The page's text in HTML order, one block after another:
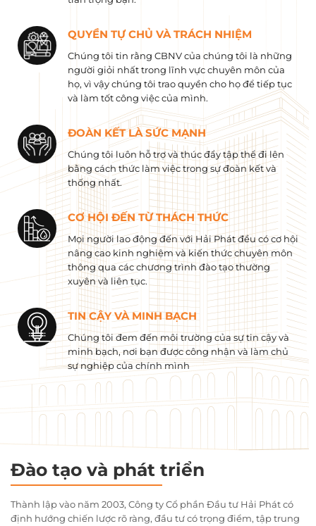
QUYỀN TỰ CHỦ VÀ TRÁCH NHIỆM
Chúng tôi tin rằng CBNV của chúng tôi là những
người giỏi nhất trong lĩnh vực chuyên môn của
họ, vì vậy chúng tôi trao quyền cho họ để tiếp tục
và làm tốt công việc của mình.
ĐOÀN KẾT LÀ SỨC MẠNH
Chúng tôi luôn hỗ trợ và thúc đẩy tập thể đi lên
bằng cách thức làm việc trong sự đoàn kết và
thống nhất.
CƠ HỘI ĐẾN TỪ THÁCH THỨC
Mọi người lao động đến với Hải Phát đều có cơ hội
nâng cao kinh nghiệm và kiến ​​thức chuyên môn
thông qua các chương trình đào tạo thường
xuyên và liên tục.
TIN CẬY VÀ MINH BẠCH
Chúng tôi đem đến môi trường của sự tin cậy và
minh bạch, nơi bạn được công nhận và làm chủ
sự nghiệp của chính mình
Đào tạo và phát triển
Thành lập vào năm 2003, Công ty Cổ phần Đầu tư Hải Phát có
định hướng chiến lược rõ ràng, đầu tư có trọng điểm, tập trung